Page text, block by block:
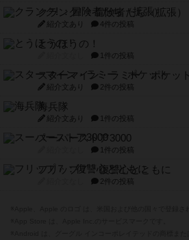
クランク! ：冒険者たち（拡張）
紹介文あり 4件の投稿
とうほうの！
1件の投稿
スターマイン・ラミー ポケット
紹介文あり 2件の投稿
海兵隊
紹介文あり 1件の投稿
スーパーストア3000
1件の投稿
フリップ７：復讐心とともに
2件の投稿